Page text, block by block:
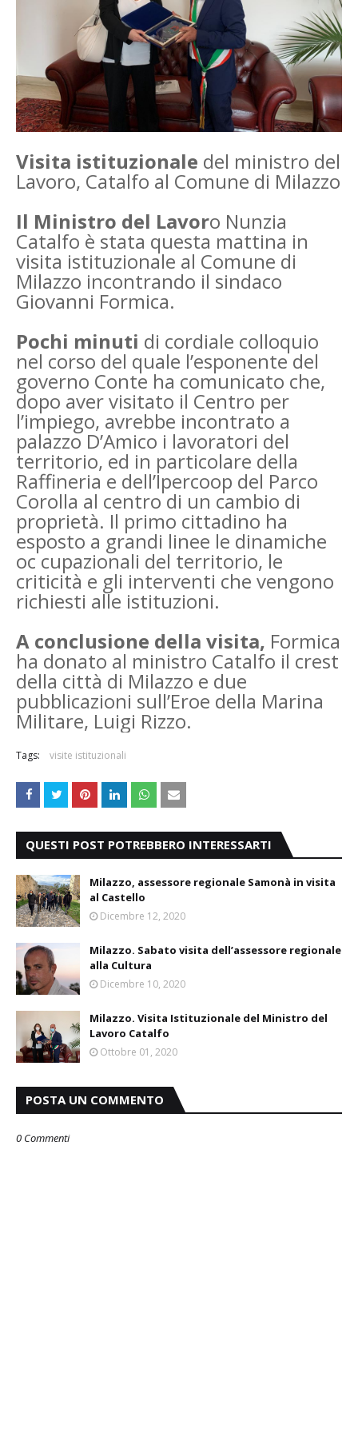
Visita istituzionale del ministro del
Lavoro, Catalfo al Comune di Milazzo
Il Ministro del Lavoro Nunzia
Catalfo è stata questa mattina in
visita istituzionale al Comune di
Milazzo incontrando il sindaco
Giovanni Formica.
Pochi minuti di cordiale colloquio
nel corso del quale l’esponente del
governo Conte ha comunicato che,
dopo aver visitato il Centro per
l’impiego, avrebbe incontrato a
palazzo D’Amico i lavoratori del
territorio, ed in particolare della
Raffineria e dell’Ipercoop del Parco
Corolla al centro di un cambio di
proprietà. Il primo cittadino ha
esposto a grandi linee le dinamiche
oc cupazionali del territorio, le
criticità e gli interventi che vengono
richiesti alle istituzioni.
A conclusione della visita, Formica
ha donato al ministro Catalfo il crest
della città di Milazzo e due
pubblicazioni sull’Eroe della Marina
Militare, Luigi Rizzo.
Tags: visite istituzionali
QUESTI POST POTREBBERO INTERESSARTI
Milazzo, assessore regionale Samonà in visita
al Castello
Dicembre 12, 2020
Milazzo. Sabato visita dell’assessore regionale
alla Cultura
Dicembre 10, 2020
Milazzo. Visita Istituzionale del Ministro del
Lavoro Catalfo
Ottobre 01, 2020
POSTA UN COMMENTO
0 Commenti